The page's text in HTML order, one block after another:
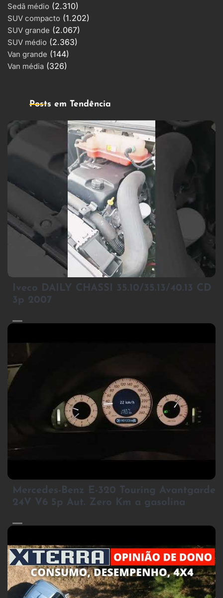
Sedã médio (2.310)
SUV compacto (1.202)
SUV grande (2.067)
SUV médio (2.363)
Van grande (144)
Van média (326)
Posts em Tendência
1
Iveco DAILY CHASSI 35.10/35.13/40.13 CD
3p 2007
2
Mercedes-Benz E-320 Touring Avantgarde
24V V6 5p Aut. Zero Km a gasolina